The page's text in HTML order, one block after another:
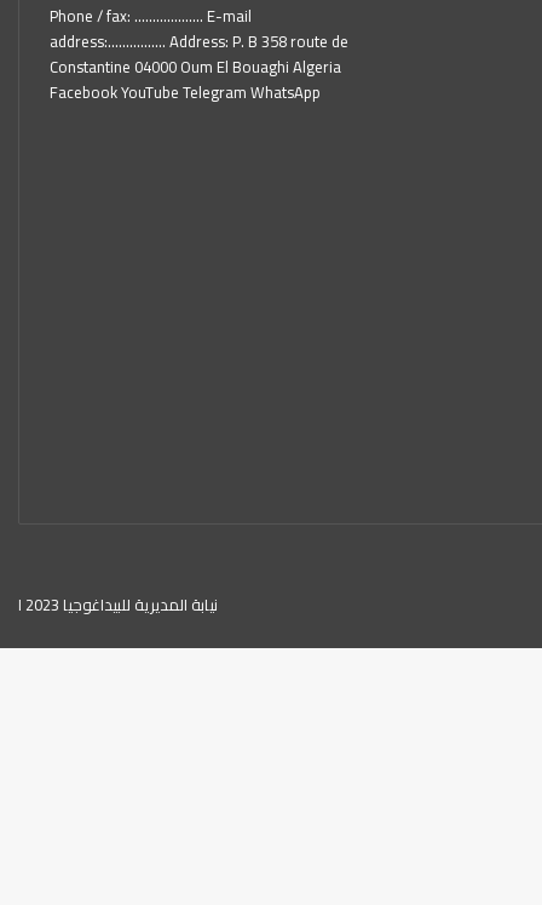
Phone / fax: ................... E-mail
address:................ Address: P. B 358 route de
Constantine 04000 Oum El Bouaghi Algeria
Facebook YouTube Telegram WhatsApp
نيابة المديرية للبيداغوجيا 2023 ا